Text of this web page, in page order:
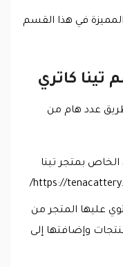
في هذا القسم
كاتري
عدد هام من
الخاص بمتجر تينا
عليها المتجر من
وإضافتها إلى